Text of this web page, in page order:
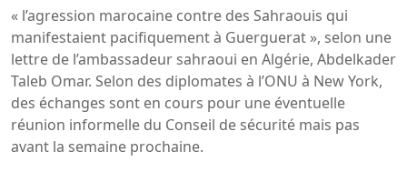
« l’agression marocaine contre des Sahraouis qui
manifestaient pacifiquement à Guerguerat », selon une
lettre de l’ambassadeur sahraoui en Algérie, Abdelkader
Taleb Omar. Selon des diplomates à l’ONU à New York,
des échanges sont en cours pour une éventuelle
réunion informelle du Conseil de sécurité mais pas
avant la semaine prochaine.